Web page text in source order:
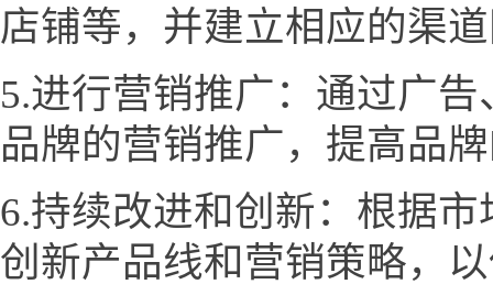
店铺等，并建立相应的渠
5.进行营销推广：通过广
品牌的营销推广，提高品
6.持续改进和创新：根据
创新产品线和营销策略，